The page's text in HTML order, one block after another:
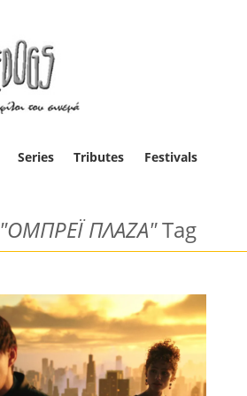
Series Tributes Festivals
"ΟΜΠΡΕΪ ΠΛΑΖΑ"Tag